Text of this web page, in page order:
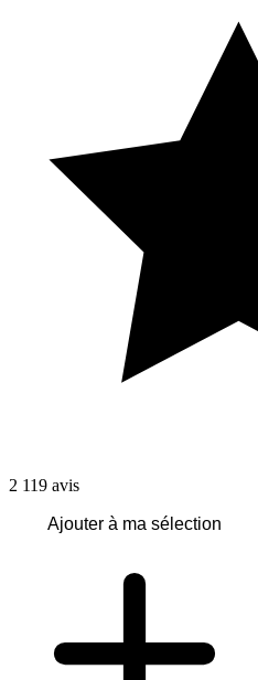
2 119 avis
Ajouter à ma sélection